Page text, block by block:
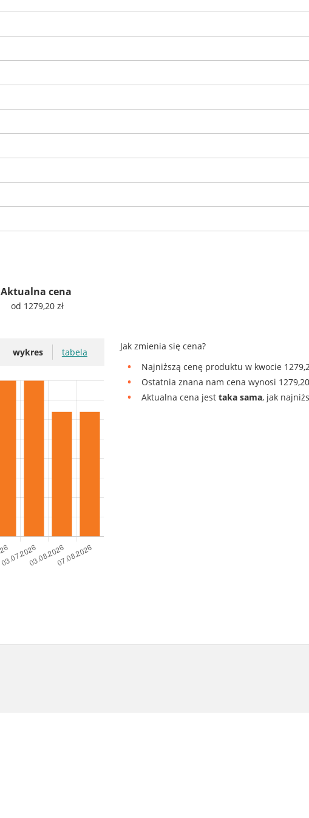
Aktualna cena
od 1279,20 zł
wykres tabela
Jak zmienia się cena?
Najniższą cenę produktu w kwocie
Ostatnia znana nam cena wynosi
Aktualna cena jesttaka sama, jak